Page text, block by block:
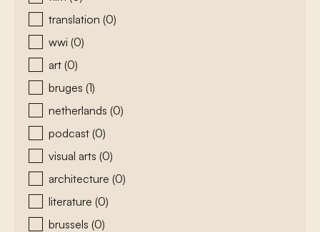
translation (0)
wwi (0)
art (0)
bruges (1)
netherlands (0)
podcast (0)
visual arts (0)
architecture (0)
literature (0)
brussels (0)